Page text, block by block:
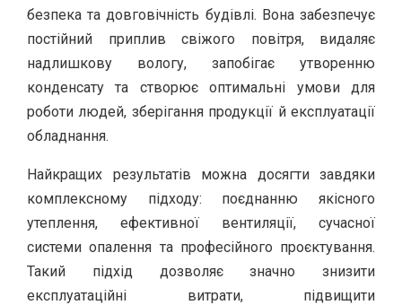
безпека та довговічність будівлі. Вона забезпечує
постійний приплив свіжого повітря, видаляє
надлишкову вологу, запобігає утворенню
конденсату та створює оптимальні умови для
роботи людей, зберігання продукції й експлуатації
обладнання.
Найкращих результатів можна досягти завдяки
комплексному підходу: поєднанню якісного
утеплення, ефективної вентиляції, сучасної
системи опалення та професійного проєктування.
Такий підхід дозволяє значно знизити
експлуатаційні витрати, підвищити